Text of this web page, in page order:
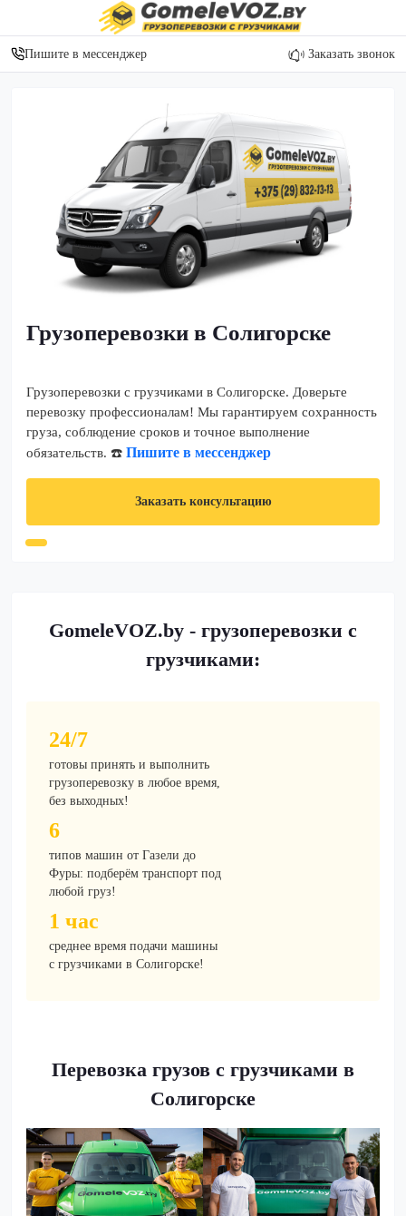
Пишите в мессенджер Заказать звонок
Грузоперевозки в Солигорске
Грузоперевозки с грузчиками в Солигорске. Доверьте
перевозку профессионалам! Мы гарантируем сохранность
груза, соблюдение сроков и точное выполнение
обязательств. ☎️ Пишите в мессенджер
Заказать консультацию
GomeleVOZ.by - грузоперевозки с
грузчиками:
24/7
готовы принять и выполнить
грузоперевозку в любое время,
без выходных!
6
типов машин от Газели до
Фуры: подберём транспорт под
любой груз!
1 час
среднее время подачи машины
с грузчиками в Солигорске!
Перевозка грузов с грузчиками в
Солигорске